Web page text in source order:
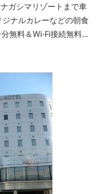
ガシマリゾートまで車
ナルカレーなどの朝食
無料＆Wi-Fi接続無料♪
くらＢＡＲで快適な滞